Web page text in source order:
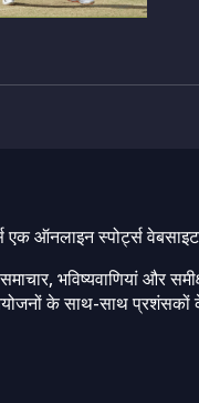
एक ऑनलाइन स्पोर्ट्स
भविष्यवाणियां और
के साथ-साथ प्रशंसकों